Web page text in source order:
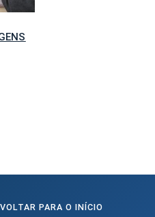
PARA O INÍCIO